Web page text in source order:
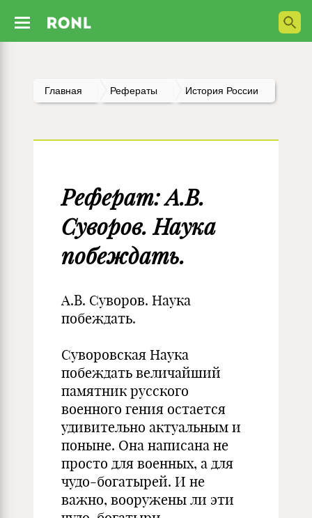
Главная Рефераты История России
Реферат: А.В.
Суворов. Наука
побеждать.
А.В. Суворов. Наука
побеждать.
Суворовская Наука
побеждать величайший
памятник русского
военного гения остается
удивительно актуальным и
поныне. Она написана не
просто для военных, а для
чудо-богатырей. И не
важно, вооружены ли эти